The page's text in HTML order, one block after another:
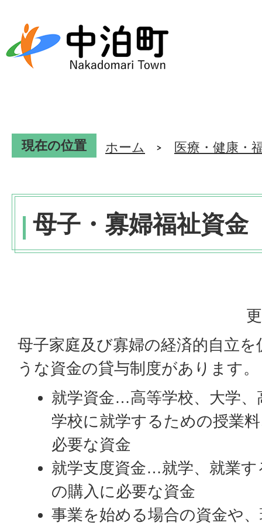
現在の位置 ホーム 医療・健康・
母子・寡婦福祉資金
母子家庭及び寡婦の経済的自立
うな資金の貸与制度があります。
就学資金…高等学校、大学、
学校に就学するための授業
必要な資金
就学支度資金…就学、就業
の購入に必要な資金
事業を始める場合の資金や